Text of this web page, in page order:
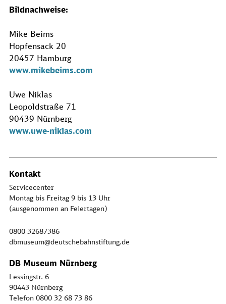
Bildnachweise:
Mike Beims
Hopfensack 20
20457 Hamburg
www.mikebeims.com
Uwe Niklas
Leopoldstraße 71
90439 Nürnberg
www.uwe-niklas.com
Kontakt
Servicecenter
Montag bis Freitag 9 bis 13 Uhr
(ausgenommen an Feiertagen)
0800 32687386
dbmuseum@deutschebahnstiftung.de
DB Museum Nürnberg
Lessingstr. 6
90443 Nürnberg
Telefon 0800 32 68 73 86